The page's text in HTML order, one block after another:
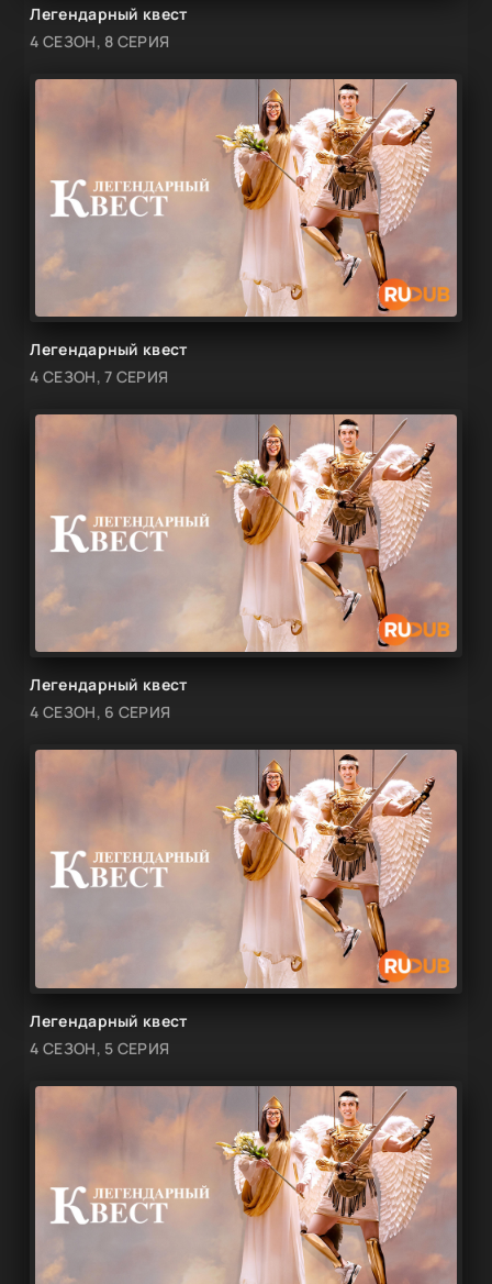
Легендарный квест
4 СЕЗОН, 8 СЕРИЯ
Легендарный квест
4 СЕЗОН, 7 СЕРИЯ
Легендарный квест
4 СЕЗОН, 6 СЕРИЯ
Легендарный квест
4 СЕЗОН, 5 СЕРИЯ